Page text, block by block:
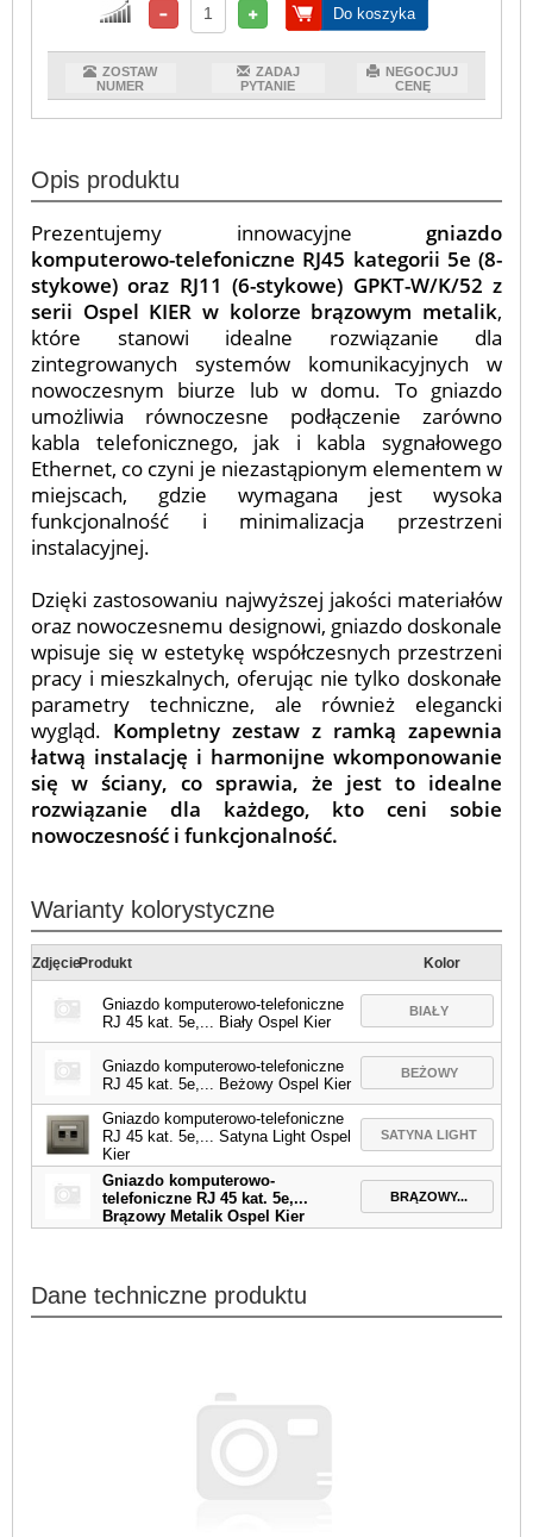
Do koszyka
ZOSTAW
NUMER
ZADAJ
PYTANIE
NEGOCJUJ
CENĘ
Opis produktu
Prezentujemy innowacyjne gniazdo
komputerowo-telefoniczne RJ45 kategorii 5e (8-
stykowe) oraz RJ11 (6-stykowe) GPKT-W/K/52 z
serii Ospel KIER w kolorze brązowym metalik,
które stanowi idealne rozwiązanie dla
zintegrowanych systemów komunikacyjnych w
nowoczesnym biurze lub w domu. To gniazdo
umożliwia równoczesne podłączenie zarówno
kabla telefonicznego, jak i kabla sygnałowego
Ethernet, co czyni je niezastąpionym elementem w
miejscach, gdzie wymagana jest wysoka
funkcjonalność i minimalizacja przestrzeni
instalacyjnej.
Dzięki zastosowaniu najwyższej jakości materiałów
oraz nowoczesnemu designowi, gniazdo doskonale
wpisuje się w estetykę współczesnych przestrzeni
pracy i mieszkalnych, oferując nie tylko doskonałe
parametry techniczne, ale również elegancki
wygląd. Kompletny zestaw z ramką zapewnia
łatwą instalację i harmonijne wkomponowanie
się w ściany, co sprawia, że jest to idealne
rozwiązanie dla każdego, kto ceni sobie
nowoczesność i funkcjonalność.
Warianty kolorystyczne
ZdjęcieProdukt Kolor
Gniazdo komputerowo-telefoniczne
RJ 45 kat. 5e,... Biały Ospel Kier
BIAŁY
Gniazdo komputerowo-telefoniczne
RJ 45 kat. 5e,... Beżowy Ospel Kier
BEŻOWY
Gniazdo komputerowo-telefoniczne
RJ 45 kat. 5e,... Satyna Light Ospel
Kier
SATYNA LIGHT
Gniazdo komputerowo-
telefoniczne RJ 45 kat. 5e,...
Brązowy Metalik Ospel Kier
BRĄZOWY...
Dane techniczne produktu